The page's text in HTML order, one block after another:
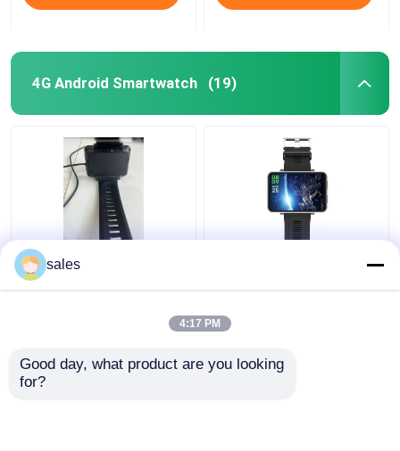
4G Android Smartwatch (19)
Mannen 2,86"
Smartwatch Met Wifi
+ ROM 16GB Voor
Android IOS Cellphones
sales
4:17 PM
Good day, what product are you looking
for?